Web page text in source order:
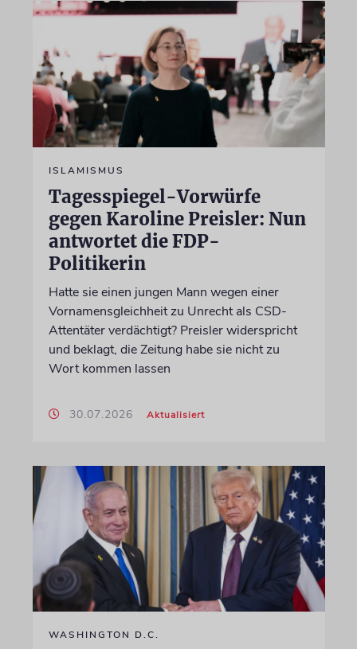
ISLAMISMUS
Tagesspiegel-Vorwürfe
gegen Karoline Preisler: Nun
antwortet die FDP-
Politikerin
Hatte sie einen jungen Mann wegen einer
Vornamensgleichheit zu Unrecht als CSD-
Attentäter verdächtigt? Preisler widerspricht
und beklagt, die Zeitung habe sie nicht zu
Wort kommen lassen
30.07.2026 Aktualisiert
WASHINGTON D.C.